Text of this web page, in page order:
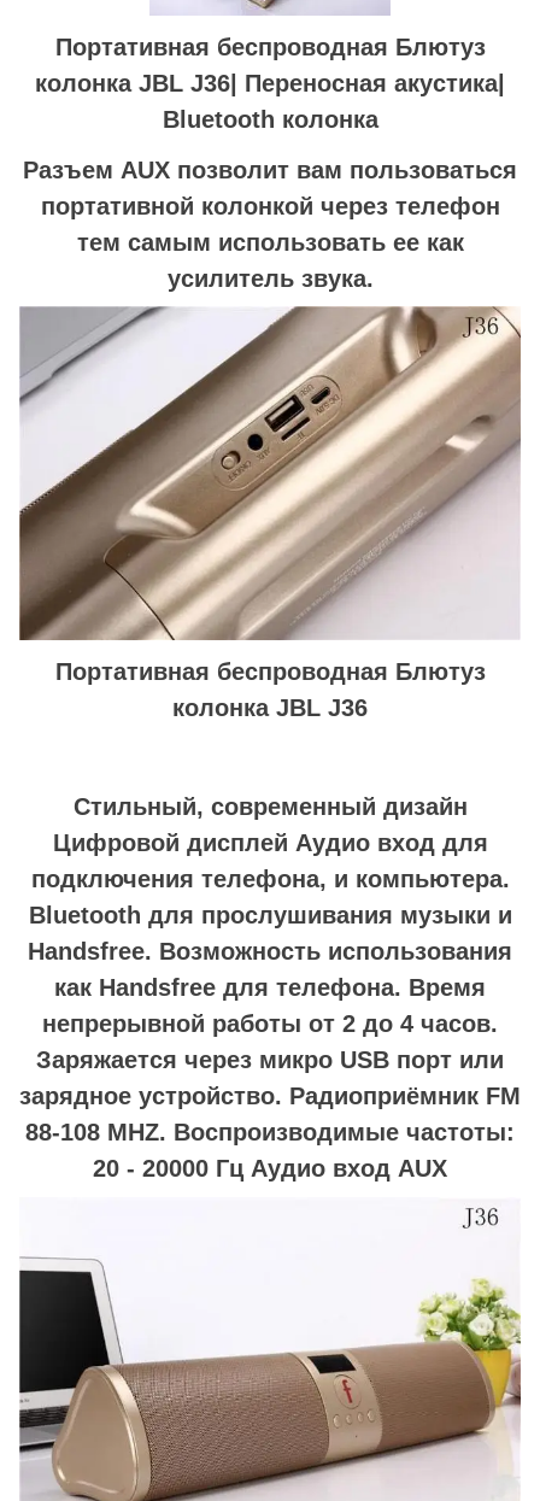
Портативная беспроводная Блютуз
колонка JBL J36| Переносная акустика|
Bluetooth колонка
Разъем AUX позволит вам пользоваться
портативной колонкой через телефон
тем самым использовать ее как
усилитель звука.
Портативная беспроводная Блютуз
колонка JBL J36
Стильный, современный дизайн
Цифровой дисплей Аудио вход для
подключения телефона, и компьютера.
Bluetooth для прослушивания музыки и
Handsfree. Возможность использования
как Handsfree для телефона. Время
непрерывной работы от 2 до 4 часов.
Заряжается через микро USB порт или
зарядное устройство. Радиоприёмник FM
88-108 MHZ. Воспроизводимые частоты:
20 - 20000 Гц Аудио вход AUX